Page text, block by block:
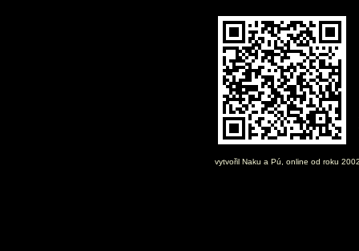
vytvořil Naku a Pú, online od roku 2002